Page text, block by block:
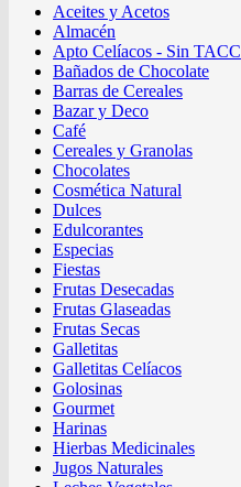
Aceites y Acetos
Almacén
Apto Celíacos - Sin TACC
Bañados de Chocolate
Barras de Cereales
Bazar y Deco
Café
Cereales y Granolas
Chocolates
Cosmética Natural
Dulces
Edulcorantes
Especias
Fiestas
Frutas Desecadas
Frutas Glaseadas
Frutas Secas
Galletitas
Galletitas Celíacos
Golosinas
Gourmet
Harinas
Hierbas Medicinales
Jugos Naturales